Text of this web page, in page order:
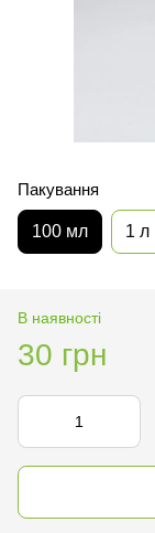
Пакування
100 мл 1 л
В наявності
30 грн